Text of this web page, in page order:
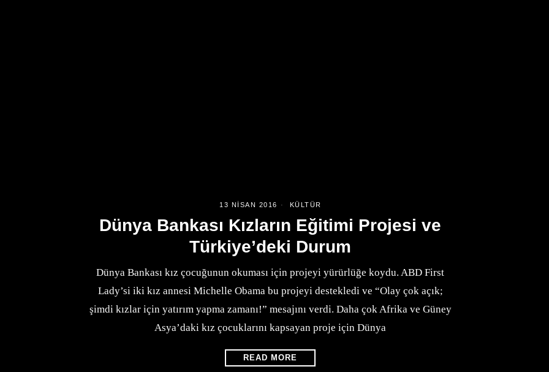
13 NISAN 2016 KÜLTÜR
Dünya Bankası Kızların Eğitimi Projesi ve
Türkiye’deki Durum
Dünya Bankası kız çocuğunun okuması için projeyi yürürlüğe koydu. ABD First
Lady’si iki kız annesi Michelle Obama bu projeyi destekledi ve “Olay çok açık;
şimdi kızlar için yatırım yapma zamanı!” mesajını verdi. Daha çok Afrika ve Güney
Asya’daki kız çocuklarını kapsayan proje için Dünya
READ MORE